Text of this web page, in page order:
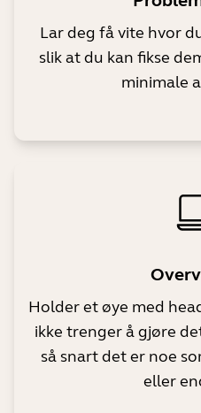
Lar deg få vite hvor
slik at du kan fikse
minimale
Holder et øye med
ikke trenger å gjøre
så snart det er noe
eller